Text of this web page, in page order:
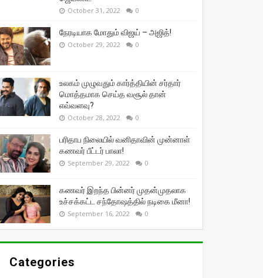
October 31, 2022 0
நேரடியாக மோதும் விஜய் – அஜித்!
October 29, 2022 0
உலகம் முழுவதும் கார்த்தியின் சர்தார்
மொத்தமாக செய்த வசூல் தான்
எவ்வளவு?
October 28, 2022 0
பரிதாப நிலையில் வனிதாவின் முன்னாள்
கணவர் பீட்டர் பாலா!
September 29, 2022 0
கணவர் இறந்த பின்னர் முதன்முதலாக
உச்சக்கட்ட சந்தோஷத்தில் நடிகை மீனா!
September 16, 2022 0
Categories